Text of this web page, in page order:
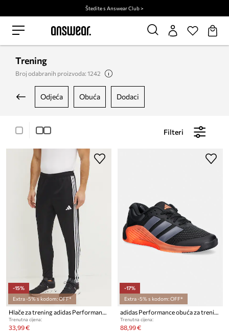
Štedite s Answear Club >
Trening
Broj odabranih proizvoda: 1242
odjeća obuća dodaci
Filteri
-15%
Extra -5% s kodom: OFF*
Hlače za trening adidas Performance Tiro Essentials
Trenutna cijena:
33,99 €
-17%
Extra -5% s kodom: OFF*
adidas Performance obuća za trening za muškarce Dropset 4
Trenutna cijena:
88,99 €